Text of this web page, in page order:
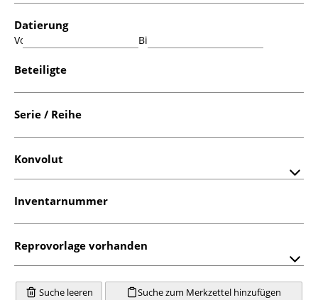
Datierung
Von: Bis:
Beteiligte
Serie / Reihe
Konvolut
Inventarnummer
Reprovorlage vorhanden
Suche leeren Suche zum Merkzettel hinzufügen